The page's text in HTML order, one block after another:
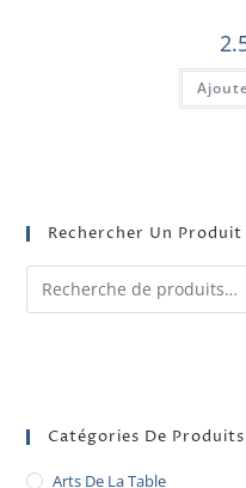
Rechercher Un Produit
Catégories De Produits
Arts De La Table